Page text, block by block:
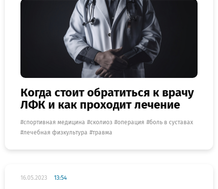
Когда стоит обратиться к врачу
ЛФК и как проходит лечение
спортивная медицина сколиоз операция
боль в суставах
лечебная физкультура
травма
16.05.2023 13:54